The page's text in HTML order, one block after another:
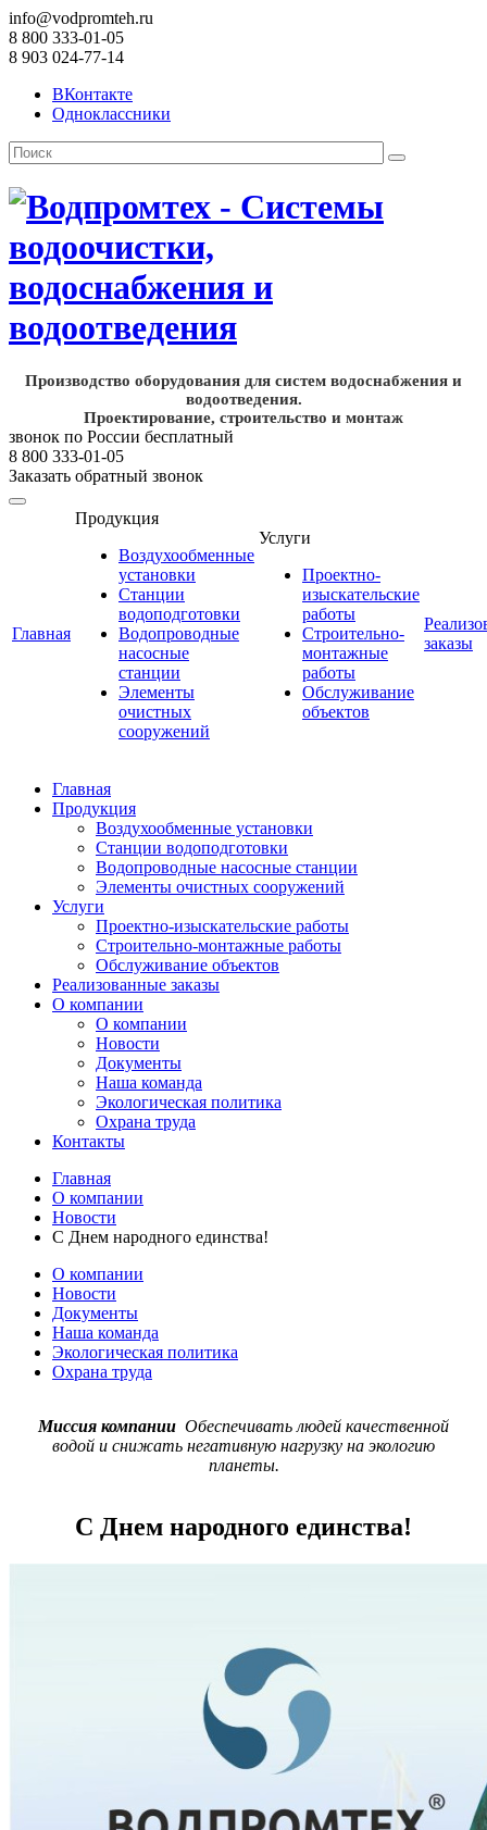
info@vodpromteh.ru
8 800 333-01-05
8 903 024-77-14
ВКонтакте
Одноклассники
Производство оборудования для систем водоснабжения и
водоотведения.
Проектирование, строительство и монтаж
звонок по России бесплатный
8 800 333-01-05
Заказать обратный звонок
Главная
Продукция
Воздухообменные
установки
Станции
водоподготовки
Водопроводные
насосные
станции
Элементы
очистных
сооружений
Услуги
Проектно-
изыскательские
работы
Строительно-
монтажные
работы
Обслуживание
объектов
заказы
Главная
Продукция
Воздухообменные установки
Станции водоподготовки
Водопроводные насосные станции
Элементы очистных сооружений
Услуги
Проектно-изыскательские работы
Строительно-монтажные работы
Обслуживание объектов
Реализованные заказы
О компании
О компании
Новости
Документы
Наша команда
Экологическая политика
Охрана труда
Контакты
Главная
О компании
Новости
С Днем народного единства!
О компании
Новости
Документы
Наша команда
Экологическая политика
Охрана труда
Миссия компании Обеспечивать людей качественной
водой и снижать негативную нагрузку на экологию
планеты.
С Днем народного единства!